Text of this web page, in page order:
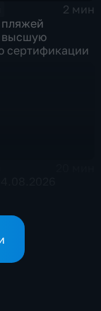
2 мин
высшую
сертификации